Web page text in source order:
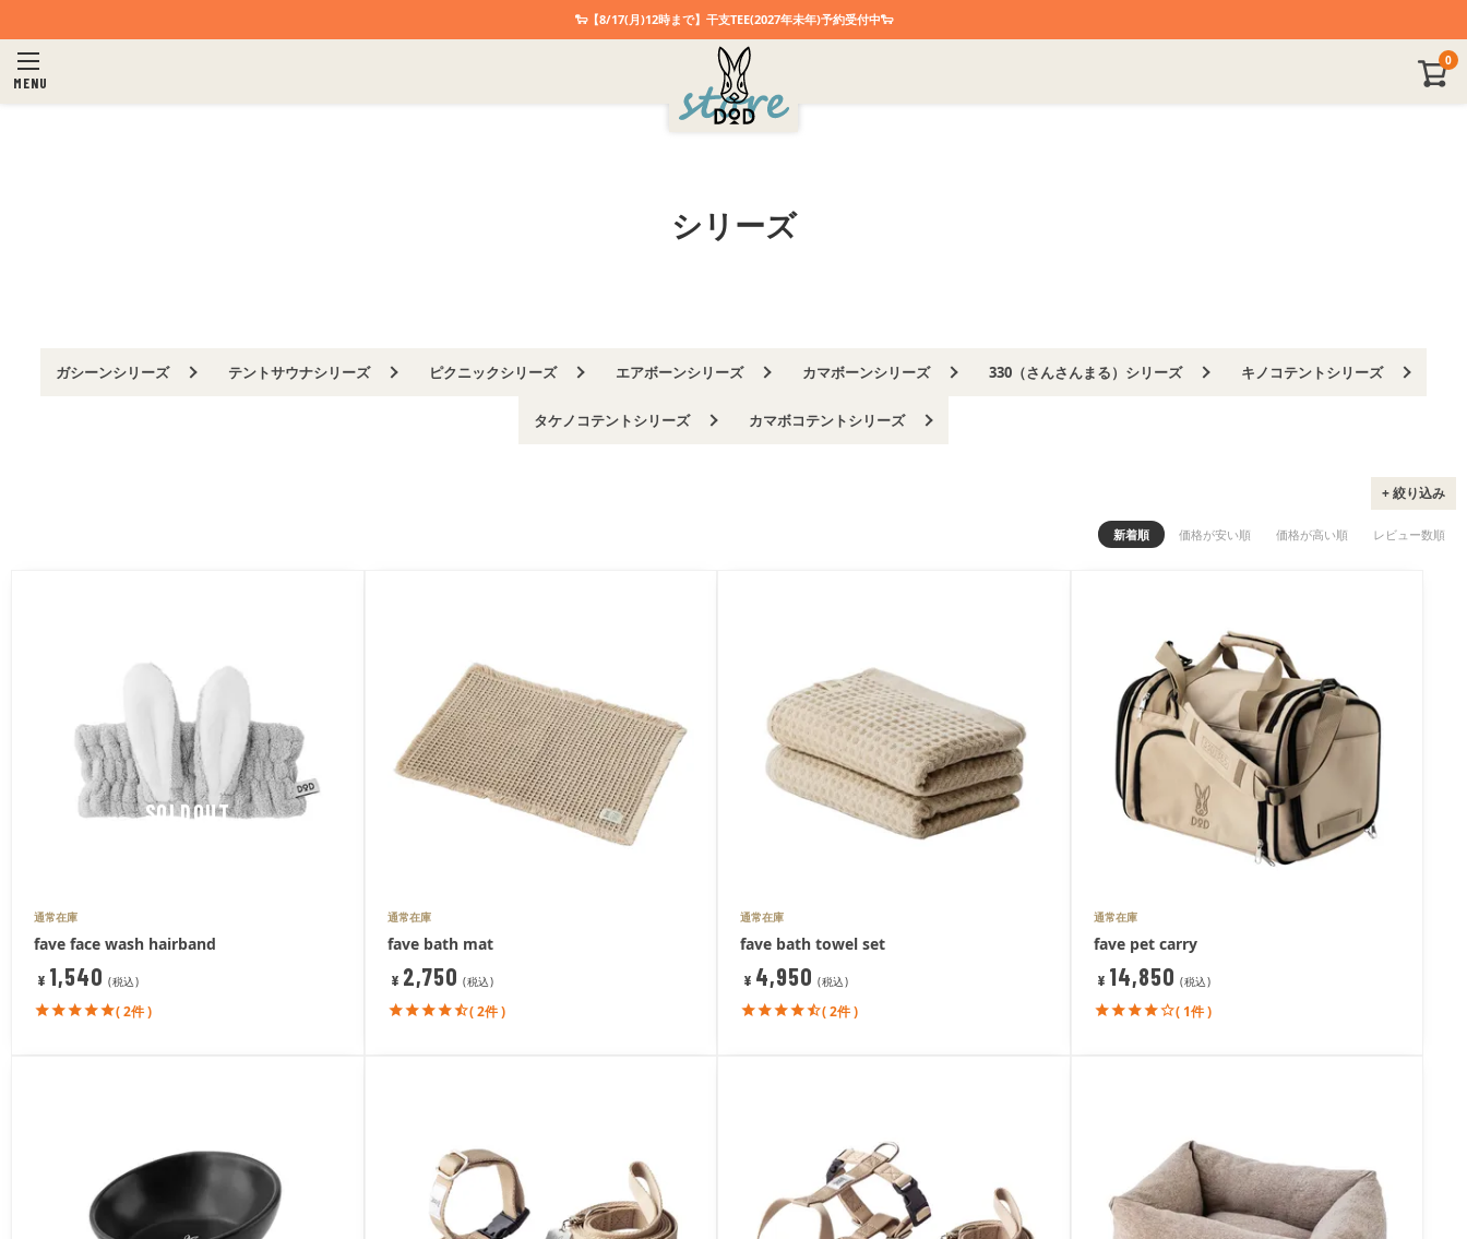
🐑【8/17(月)12時まで】干支TEE(2027年未年)予約受付中🐑
MENU
0
シリーズ
ガシーンシリーズ テントサウナシリーズ ピクニックシリーズ エアボーンシリーズ カマボーンシリーズ 330（さんさんまる）シリーズ キノコテントシリーズ
タケノコテントシリーズ カマボコテントシリーズ
+ 絞り込み
サイズ Sサイズ
在庫有無
新着順 価格が安い順 価格が高い順 レビュー数順
通常在庫
fave face wash hairband
¥ 1,540 税込
( 2件 )
SOLDOUT
通常在庫
fave bath mat
¥ 2,750 税込
( 2件 )
通常在庫
fave bath towel set
¥ 4,950 税込
( 2件 )
通常在庫
fave pet carry
¥ 14,850 税込
( 1件 )